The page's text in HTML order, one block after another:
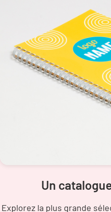
Un
Explorez la plus grande